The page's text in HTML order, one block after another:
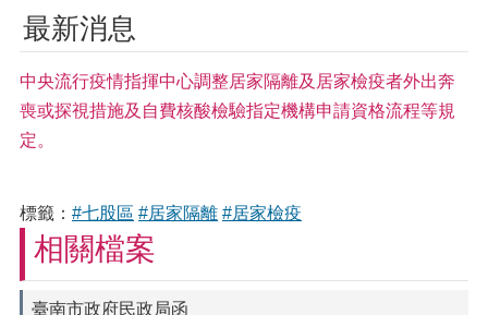
最新消息
中央流行疫情指揮中心調整居家隔離及居家檢疫者外出奔
喪或探視措施及自費核酸檢驗指定機構申請資格流程等規
定。
標籤： #七股區 #居家隔離 #居家檢疫
相關檔案
臺南市政府民政局函